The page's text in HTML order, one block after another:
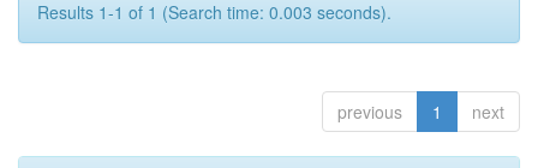
Results 1-1 of 1 (Search time: 0.003 seconds).
previous 1 next